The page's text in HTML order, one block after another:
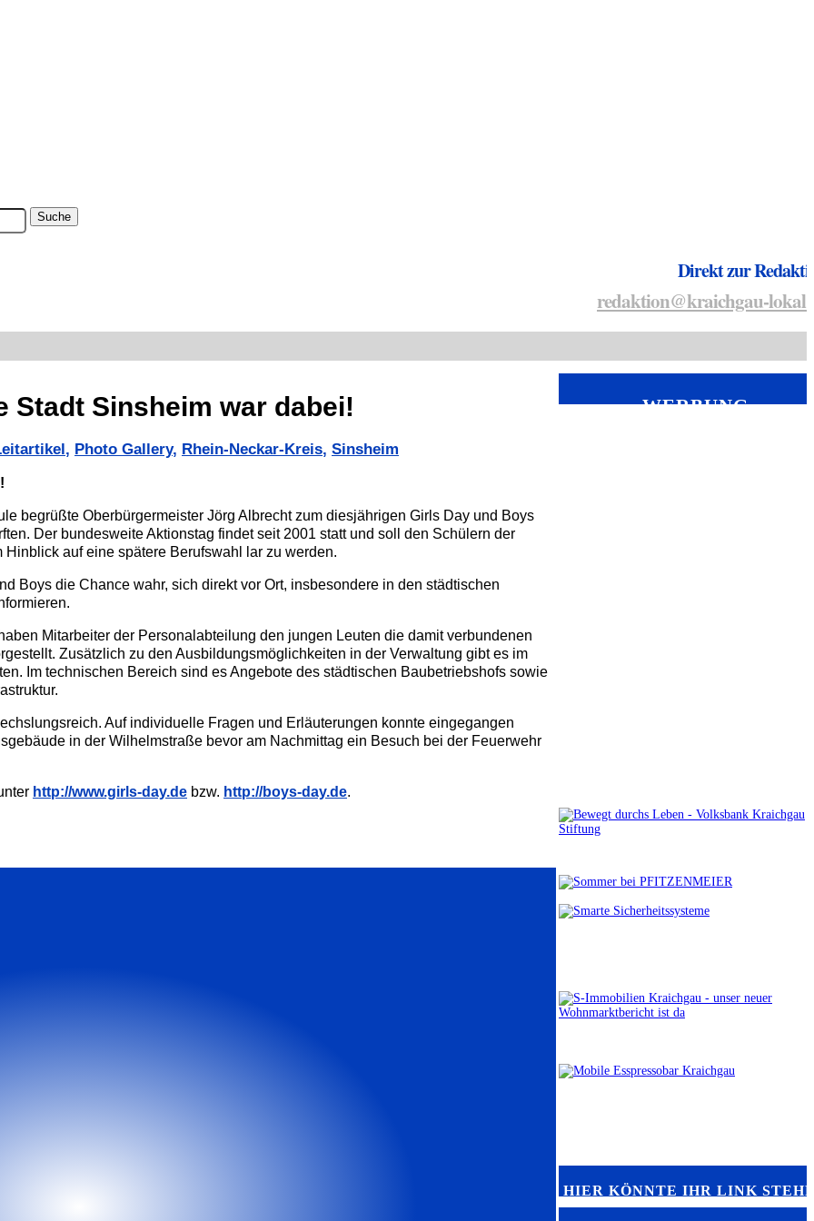
Direkt zur
redaktion@kraichgau-
Stadt Sinsheim war dabei!
, Photo Gallery, Rhein-Neckar-Kreis, Sinsheim
begrüßte Oberbürgermeister Jörg Albrecht zum diesjährigen Girls Day und Boys
Der bundesweite Aktionstag findet seit 2001 statt und soll den Schülern der
auf eine spätere Berufswahl lar zu werden.
Boys die Chance wahr, sich direkt vor Ort, insbesondere in den städtischen
Mitarbeiter der Personalabteilung den jungen Leuten die damit verbundenen
Zusätzlich zu den Ausbildungsmöglichkeiten in der Verwaltung gibt es im
Im technischen Bereich sind es Angebote des städtischen Baubetriebshofs sowie
Auf individuelle Fragen und Erläuterungen konnte eingegangen
in der Wilhelmstraße bevor am Nachmittag ein Besuch bei der Feuerwehr
http://www.girls-day.de bzw. http://boys-day.de.
WERBUNG
HIER KÖNNTE IHR LINK